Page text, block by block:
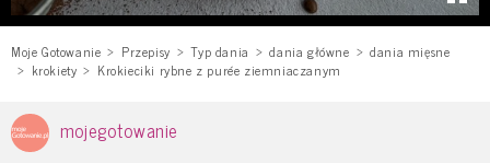
Moje Gotowanie Przepisy Typ dania dania główne
dania mięsne
krokiety
Krokieciki rybne z purée ziemniaczanym
mojegotowanie